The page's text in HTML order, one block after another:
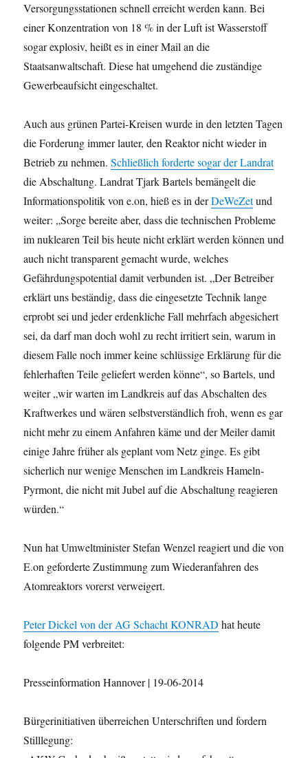
Versorgungsstationen schnell erreicht werden kann. Bei
einer Konzentration von 18 % in der Luft ist Wasserstoff
sogar explosiv, heißt es in einer Mail an die
Staatsanwaltschaft. Diese hat umgehend die zuständige
Gewerbeaufsicht eingeschaltet.
Auch aus grünen Partei-Kreisen wurde in den letzten Tagen
die Forderung immer lauter, den Reaktor nicht wieder in
Betrieb zu nehmen.Schließlich forderte sogar der Landrat
die Abschaltung. Landrat Tjark Bartels bemängelt die
Informationspolitik von e.on, hieß es in derDeWeZetund
weiter: „Sorge bereite aber, dass die technischen Probleme
im nuklearen Teil bis heute nicht erklärt werden können und
auch nicht transparent gemacht wurde, welches
Gefährdungspotential damit verbunden ist. „Der Betreiber
erklärt uns beständig, dass die eingesetzte Technik lange
erprobt sei und jeder erdenkliche Fall mehrfach abgesichert
sei, da darf man doch wohl zu recht irritiert sein, warum in
diesem Falle noch immer keine schlüssige Erklärung für die
fehlerhaften Teile geliefert werden könne“, so Bartels, und
weiter „wir warten im Landkreis auf das Abschalten des
Kraftwerkes und wären selbstverständlich froh, wenn es gar
nicht mehr zu einem Anfahren käme und der Meiler damit
einige Jahre früher als geplant vom Netz ginge. Es gibt
sicherlich nur wenige Menschen im Landkreis Hameln-
Pyrmont, die nicht mit Jubel auf die Abschaltung reagieren
würden.“
Nun hat Umweltminister Stefan Wenzel reagiert und die von
E.on geforderte Zustimmung zum Wiederanfahren des
Atomreaktors vorerst verweigert.
Peter Dickel von der AG Schacht KONRAD hat heute
folgende PM verbreitet:
Presseinformation Hannover | 19-06-2014
Bürgerinitiativen überreichen Unterschriften und fordern
Stilllegung: